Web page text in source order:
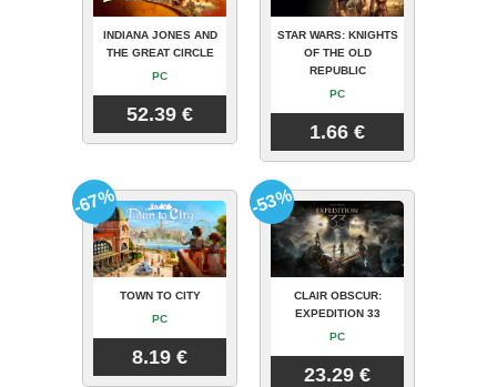
INDIANA JONES AND
THE GREAT CIRCLE
PC
52.39 €
STAR WARS: KNIGHTS
OF THE OLD
REPUBLIC
PC
1.66 €
TOWN TO CITY
PC
8.19 €
-67%
CLAIR OBSCUR:
EXPEDITION 33
PC
23.29 €
-53%